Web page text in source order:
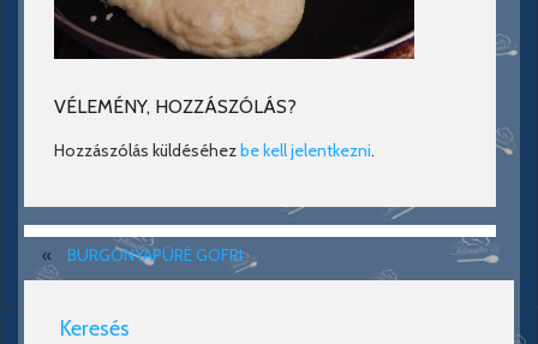
VÉLEMÉNY, HOZZÁSZÓLÁS?
Hozzászólás küldéséhezbe kell jelentkezni.
« BURGONYAPÜRÉ GOFRI
Keresés